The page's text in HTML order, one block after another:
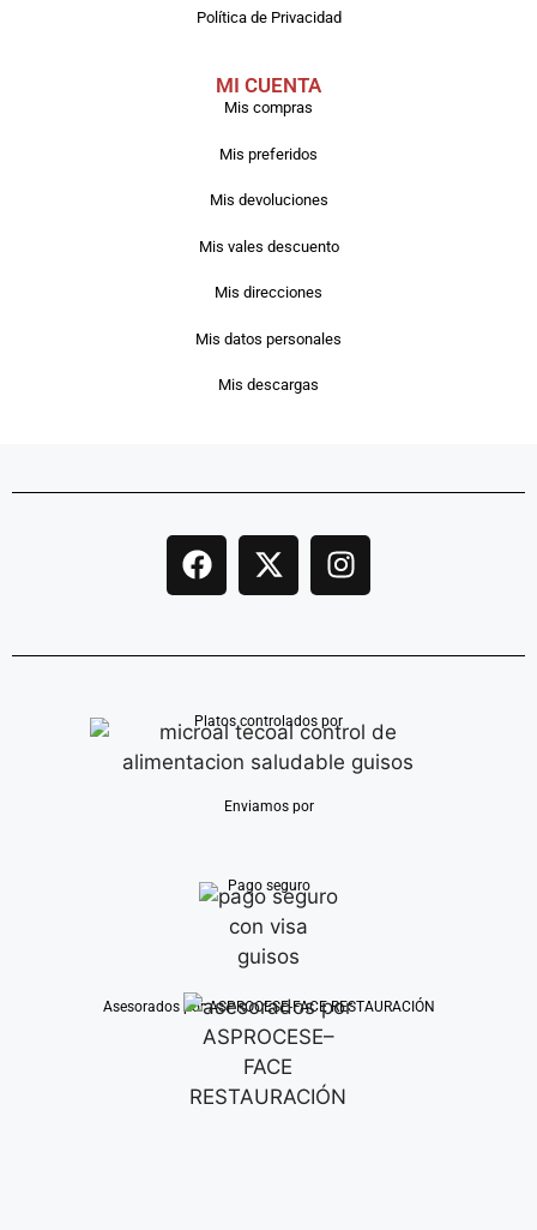
Política de Privacidad
MI CUENTA
Mis compras
Mis preferidos
Mis devoluciones
Mis vales descuento
Mis direcciones
Mis datos personales
Mis descargas
Platos controlados por
Enviamos por
Pago seguro
Asesorados por ASPROCESE-FACE RESTAURACIÓN